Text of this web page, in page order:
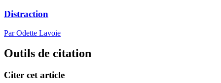
Distraction
Par Odette Lavoie
Outils de citation
Citer cet article